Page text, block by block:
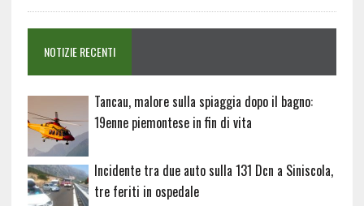
NOTIZIE RECENTI
Tancau, malore sulla spiaggia dopo il bagno:
19enne piemontese in fin di vita
Incidente tra due auto sulla 131 Dcn a Siniscola,
tre feriti in ospedale